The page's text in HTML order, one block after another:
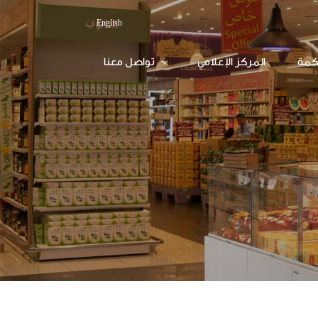
English
المركز الإعلامي تواصل معنا